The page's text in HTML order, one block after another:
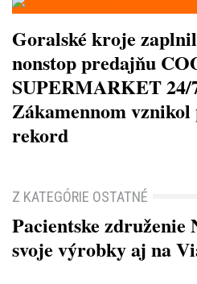
Goralské kroje
nonstop predajňu
SUPERMARKET 24/
Zákamennom
rekord
Z KATEGÓRIE OSTATNÉ
Pacientske združenie
svoje výrobky aj na